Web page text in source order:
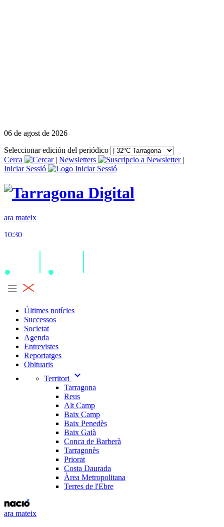
06 de agost de 2026
Seleccionar edición del periódico
Cerca
| Newsletters
|
Iniciar Sessió
ara mateix
10:30
Últimes notícies
Successos
Societat
Agenda
Entrevistes
Reportatges
Obituaris
Territori
expand_more
Tarragona
Reus
Alt Camp
Baix Camp
Baix Penedès
Baix Gaià
Conca de Barberà
Tarragonès
Priorat
Costa Daurada
Àrea Metropolitana
Terres de l'Ebre
ara mateix